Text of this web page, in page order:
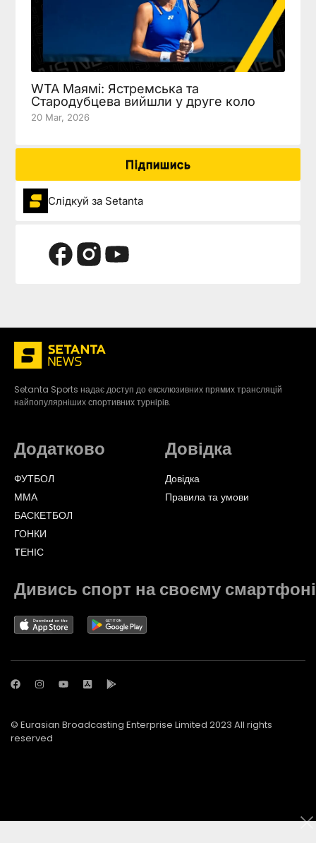
WTA Маямі: Ястремська та
Стародубцева вийшли у друге коло
20 Mar, 2026
Підпишись
Слідкуй за Setanta
Setanta Sports надає доступ до ексклюзивних прямих трансляцій
найпопулярніших спортивних турнірів.
Додатково
ФУТБОЛ
ММА
БАСКЕТБОЛ
ГОНКИ
TЕНІС
Довідка
Довідка
Правила та умови
Дивись спорт на своєму смартфоні
© Eurasian Broadcasting Enterprise Limited 2023 All rights
reserved